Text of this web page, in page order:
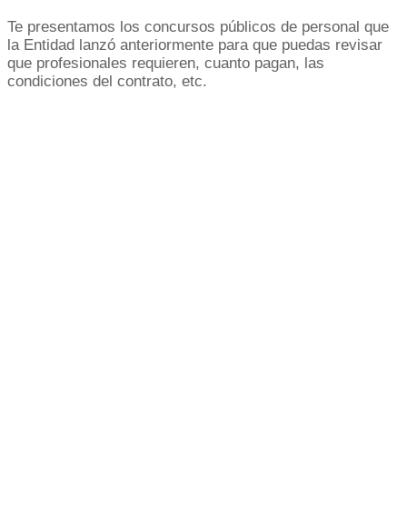
Te presentamos los concursos públicos de personal que
la Entidad lanzó anteriormente para que puedas revisar
que profesionales requieren, cuanto pagan, las
condiciones del contrato, etc.